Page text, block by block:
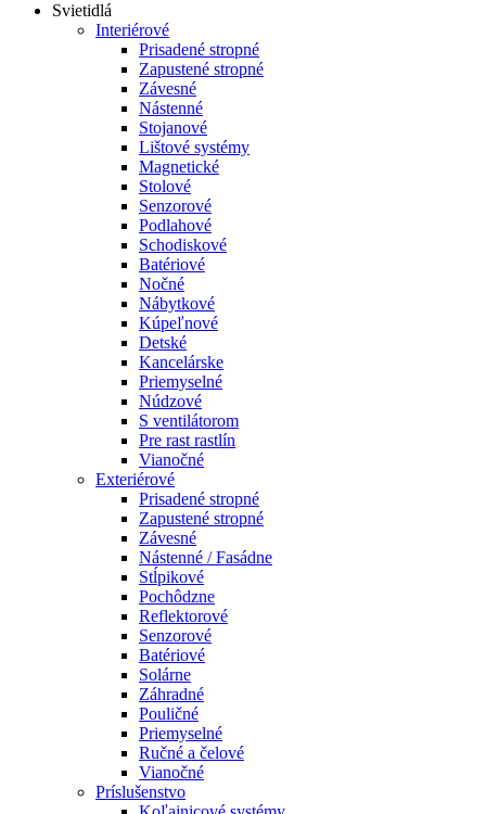
Svietidlá
Interiérové
Prisadené stropné
Zapustené stropné
Závesné
Nástenné
Stojanové
Lištové systémy
Magnetické
Stolové
Senzorové
Podlahové
Schodiskové
Batériové
Nočné
Nábytkové
Kúpeľnové
Detské
Kancelárske
Priemyselné
Núdzové
S ventilátorom
Pre rast rastlín
Vianočné
Exteriérové
Prisadené stropné
Zapustené stropné
Závesné
Nástenné / Fasádne
Stĺpikové
Pochôdzne
Reflektorové
Senzorové
Batériové
Solárne
Záhradné
Pouličné
Priemyselné
Ručné a čelové
Vianočné
Príslušenstvo